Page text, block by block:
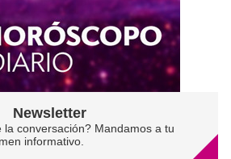
Newsletter
la conversación? Mandamos a tu
informativo.